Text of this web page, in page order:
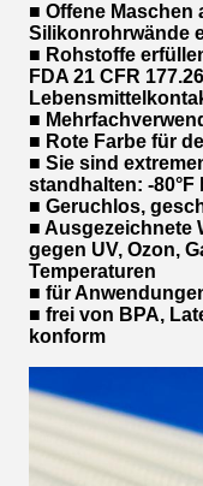
■ Offene Maschen
Silikonrohrwände
■ Rohstoffe
FDA 21 CFR
■
■ Rote Farbe für
■ Sie sind
standhalten: -80°F
■ Geruchlos,
■ Ausgezeichnete
gegen UV, Ozon,
Temperaturen
■ für
■ frei von BPA,
konform